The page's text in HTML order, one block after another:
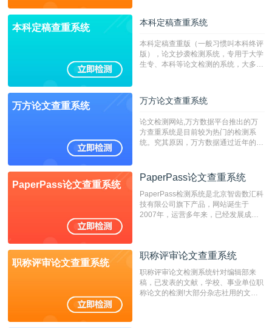
本科定稿查重系统 本科定稿查重系统
本科定稿查重版（一般习惯叫本科终评
版），论文抄袭检测系统，专用于大学
生专、本科等论文检测的系统，大多数
万方论文查重系统 万方论文查重系统
论文检测网站,万方数据平台推出的万
方查重系统是目前较为热门的检测系
统。究其原因，万方数据通过近年的发
检测系统，其真实性和权威性无可厚
非。其次，相对于知网而言，万方检测
费用少，上手容易，是学生初次论文查
重的推荐系统。
PaperPass论文查重系统
PaperPass论文查重系统
PaperPass检测系统是北京智齿数汇科
技有限公司旗下产品，网站诞生于
2007年，运营多年来，已经发展成为
检测速度快、精度高，市场反映良好。
职称评审论文查重系统
职称评审论文查重系统
职称评审论文检测系统针对编辑部来
稿，已发表的文献，学校、事业单位职
称论文的检测!大部分杂志社用的文献